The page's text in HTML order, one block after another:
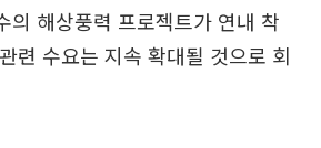
의 해상풍력 프로젝트가 연내 착
련 수요는 지속 확대될 것으로 회